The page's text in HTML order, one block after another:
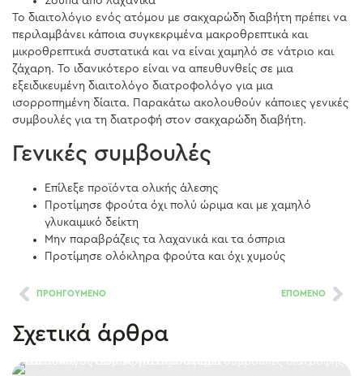
Το διαιτολόγιο ενός ατόμου με σακχαρώδη διαβήτη πρέπει να
περιλαμβάνει κάποια συγκεκριμένα μακροθρεπτικά και
μικροθρεπτικά συστατικά και να είναι χαμηλό σε νάτριο και
ζάχαρη. Το ιδανικότερο είναι να απευθυνθείς σε μια
εξειδικευμένη διαιτολόγο διατροφολόγο για μια
ισορροπημένη δίαιτα. Παρακάτω ακολουθούν κάποιες γενικές
συμβουλές για τη διατροφή στον σακχαρώδη διαβήτη.
Γενικές συμβουλές
Επίλεξε προϊόντα ολικής άλεσης
Προτίμησε φρούτα όχι πολύ ώριμα και με χαμηλό
γλυκαιμικό δείκτη
Μην παραβράζεις τα λαχανικά και τα όσπρια
Προτίμησε ολόκληρα φρούτα και όχι χυμούς
ΠΡΟΗΓΟΥΜΕΝΟ ΕΠΟΜΕΝΟ
Σχετικά άρθρα